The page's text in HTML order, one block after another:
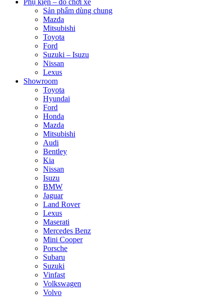
Phụ kiện – đồ chơi xe
Sản phẩm dùng chung
Mazda
Mitsubishi
Toyota
Ford
Suzuki – Isuzu
Nissan
Lexus
Showroom
Toyota
Hyundai
Ford
Honda
Mazda
Mitsubishi
Audi
Bentley
Kia
Nissan
Isuzu
BMW
Jaguar
Land Rover
Lexus
Maserati
Mercedes Benz
Mini Cooper
Porsche
Subaru
Suzuki
Vinfast
Volkswagen
Volvo